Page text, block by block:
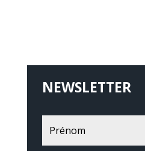
NEWSLETTER